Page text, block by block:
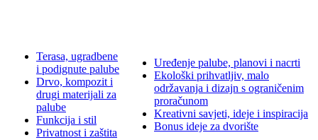
Terasa, ugradbene
i podignute palube
Drvo, kompozit i
drugi materijali za
palube
Funkcija i stil
Privatnost i zaštita
Uređenje palube, planovi i nacrti
Ekološki prihvatljiv, malo
održavanja i dizajn s ograničenim
proračunom
Kreativni savjeti, ideje i inspiracija
Bonus ideje za dvorište